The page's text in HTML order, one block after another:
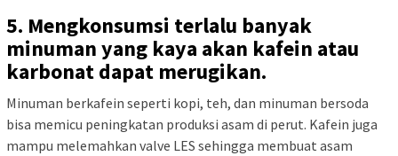
5. Mengkonsumsi terlalu banyak
minuman yang kaya akan kafein atau
karbonat dapat merugikan.
Minuman berkafein seperti kopi, teh, dan minuman bersoda
bisa memicu peningkatan produksi asam di perut. Kafein juga
mampu melemahkan valve LES sehingga membuat asam